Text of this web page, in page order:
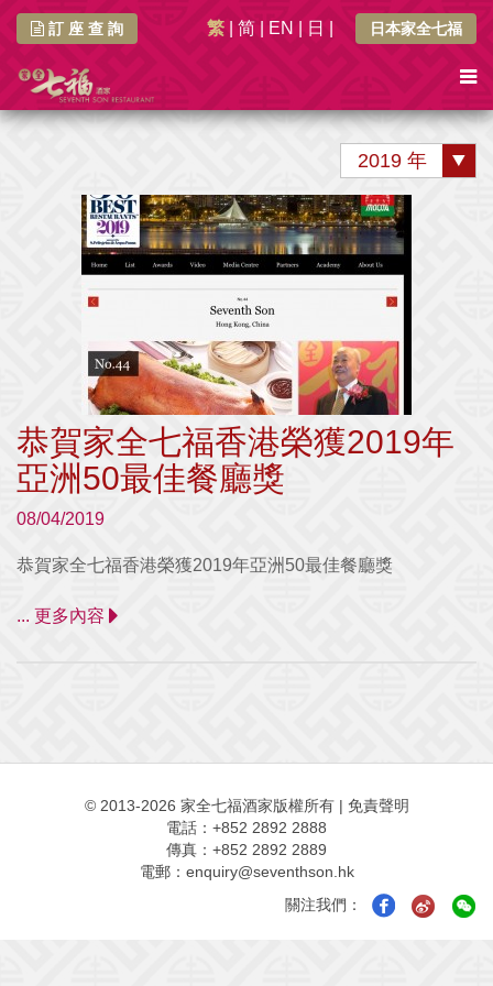
日本家全七福
繁 简 EN 日
訂 座 查 詢
2019 年
恭賀家全七福香港榮獲2019年
亞洲50最佳餐廳獎
08/04/2019
恭賀家全七福香港榮獲2019年亞洲50最佳餐廳獎
... 更多內容
© 2013-2026 家全七福酒家版權所有| 免責聲明
電話：+852 2892 2888
傳真：+852 2892 2889
電郵： enquiry@seventhson.hk
關注我們：